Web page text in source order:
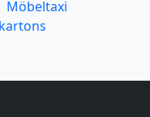
Möbeltaxi